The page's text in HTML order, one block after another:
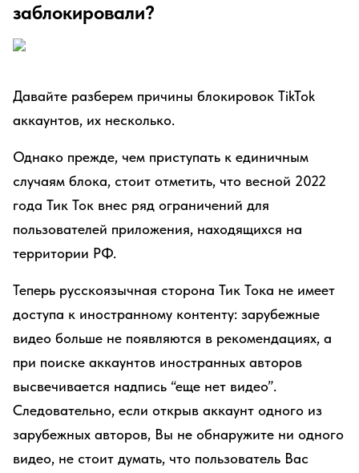
заблокировали?
Давайте разберем причины блокировок TikTok
аккаунтов, их несколько.
Однако прежде, чем приступать к единичным
случаям блока, стоит отметить, что весной 2022
года Тик Ток внес ряд ограничений для
пользователей приложения, находящихся на
территории РФ.
Теперь русскоязычная сторона Тик Тока не имеет
доступа к иностранному контенту: зарубежные
видео больше не появляются в рекомендациях, а
при поиске аккаунтов иностранных авторов
высвечивается надпись “еще нет видео”.
Следовательно, если открыв аккаунт одного из
зарубежных авторов, Вы не обнаружите ни одного
видео, не стоит думать, что пользователь Вас